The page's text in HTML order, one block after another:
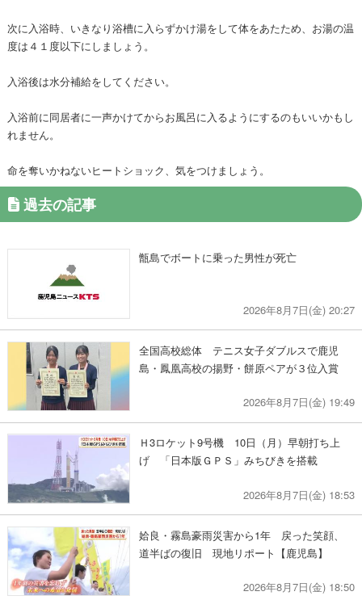
次に入浴時、いきなり浴槽に入らずかけ湯をして体をあたため、お湯の温
度は４１度以下にしましょう。
入浴後は水分補給をしてください。
入浴前に同居者に一声かけてからお風呂に入るようにするのもいいかもし
れません。
命を奪いかねないヒートショック、気をつけましょう。
過去の記事
甑島でボートに乗った男性が死亡
2026年8月7日(金) 20:27
全国高校総体 テニス女子ダブルスで鹿児
島・鳳凰高校の揚野・餅原ペアが３位入賞
2026年8月7日(金) 19:49
Ｈ3ロケット9号機 10日（月）早朝打ち上
げ 「日本版ＧＰＳ」みちびきを搭載
2026年8月7日(金) 18:53
姶良・霧島豪雨災害から1年 戻った笑顔、
道半ばの復旧 現地リポート【鹿児島】
2026年8月7日(金) 18:50